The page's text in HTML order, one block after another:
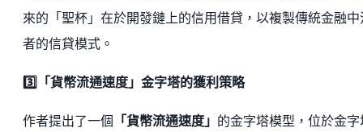
來的「聖杯」在於開發鏈上的信用借貸，以複製傳統金融中
者的信貸模式。
3️⃣「貨幣流通速度」金字塔的獲利策略
作者提出了一個 「貨幣流通速度」 的金字塔模型，位於金字